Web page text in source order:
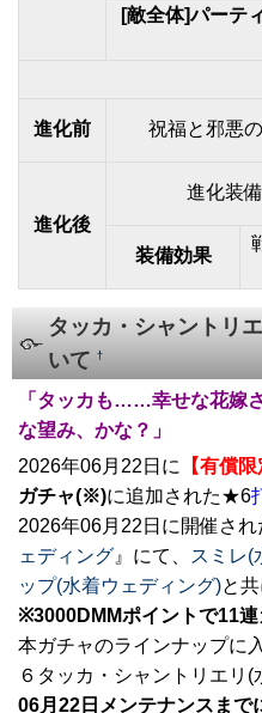
[敵全体]パーテ
進化前 祝福と邪悪
進化後
進化装
装備効果
タッカ・シャントリ
いて †
「タッカも……幸せな花嫁
な望み、かな？」
2026年06月22日に
【有償限
ガチャ(※)に追加された★6
2026年06月22日に開催され
ェディング 』にて、 スミレ(
ップ(水着ウェディング)と
※3000DMMポイントで11連
本ガチャのラインナップに
６タッカ・シャントリエリ(
06月22日メンテナンスまで